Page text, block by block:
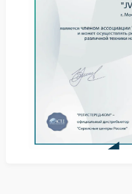
Отключите другие
Если перечисленные
рекомендуется обратиться
Специалисты проведут
проверку
тестирование блока
контроль
Сервисный центр JVC
оборудованием и опытом
устранения